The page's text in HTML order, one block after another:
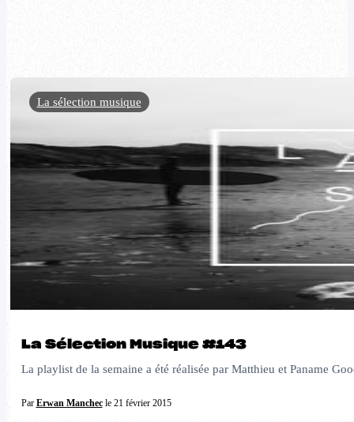
La Sélection Musique #143
La playlist de la semaine a été réalisée par Matthieu et Paname
Par Erwan Manchecle 21 février 2015
La sélection musique